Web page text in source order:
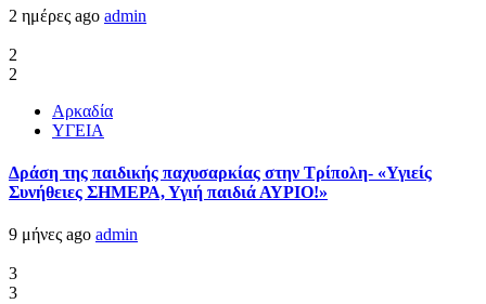
2 ημέρες ago admin
2
2
Αρκαδία
ΥΓΕΙΑ
Δράση της παιδικής παχυσαρκίας στην Τρίπολη- «Υγιείς
Συνήθειες ΣΗΜΕΡΑ, Υγιή παιδιά ΑΥΡΙΟ!»
9 μήνες ago admin
3
3